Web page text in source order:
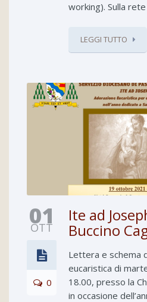
working). Sulla rete
LEGGI TUTTO
01
OTT
0
Ite ad
Buccino
Lettera e schema
eucaristica di
18.00, presso la
in occasione